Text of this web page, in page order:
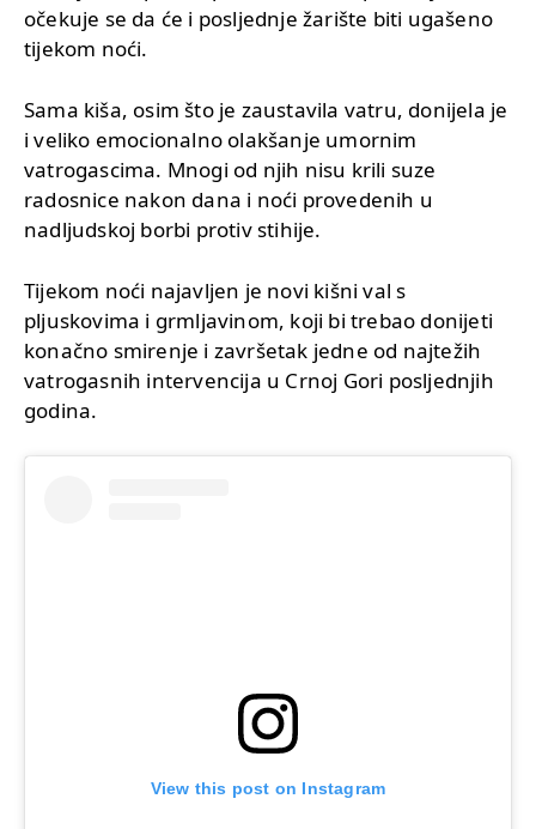
očekuje se da će i posljednje žarište biti ugašeno
tijekom noći.
Sama kiša, osim što je zaustavila vatru, donijela je
i veliko emocionalno olakšanje umornim
vatrogascima. Mnogi od njih nisu krili suze
radosnice nakon dana i noći provedenih u
nadljudskoj borbi protiv stihije.
Tijekom noći najavljen je novi kišni val s
pljuskovima i grmljavinom, koji bi trebao donijeti
konačno smirenje i završetak jedne od najtežih
vatrogasnih intervencija u Crnoj Gori posljednjih
godina.
View this post on Instagram